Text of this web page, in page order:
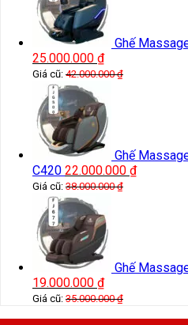
Ghế
25.000.000 ₫
Giá cũ: 42.000.000₫
Ghế
C420 22.000.000 ₫
Giá cũ: 38.000.000₫
Ghế
19.000.000 ₫
Giá cũ: 35.000.000₫